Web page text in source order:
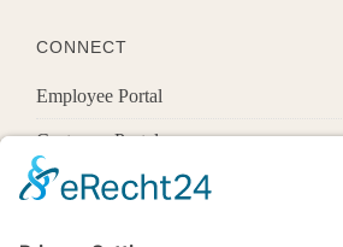
CONNECT
Employee Portal
Customer Portal
Offices